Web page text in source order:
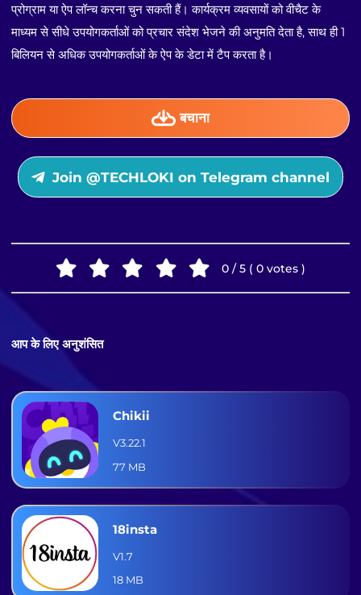
प्रोग्राम या ऐप लॉन्च करना चुन सकती हैं। कार्यक्रम व्यवसायों को वीचैट के
माध्यम से सीधे उपयोगकर्ताओं को प्रचार संदेश भेजने की अनुमति देता है, साथ ही 1
बिलियन से अधिक उपयोगकर्ताओं के ऐप के डेटा में टैप करता है।
बचाना
Join @TECHLOKI on Telegram channel
0 / 5 ( 0 votes )
आप के लिए अनुशंसित
Chikii
V3.22.1
77 MB
18insta
V1.7
18 MB